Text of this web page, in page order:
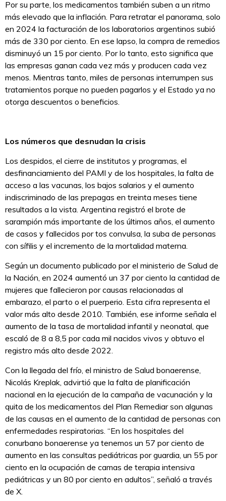
Por su parte, los medicamentos también suben a un ritmo
más elevado que la inflación. Para retratar el panorama, solo
en 2024 la facturación de los laboratorios argentinos subió
más de 330 por ciento. En ese lapso, la compra de remedios
disminuyó un 15 por ciento. Por lo tanto, esto significa que
las empresas ganan cada vez más y producen cada vez
menos. Mientras tanto, miles de personas interrumpen sus
tratamientos porque no pueden pagarlos y el Estado ya no
otorga descuentos o beneficios.
Los números que desnudan la crisis
Los despidos, el cierre de institutos y programas, el
desfinanciamiento del PAMI y de los hospitales, la falta de
acceso a las vacunas, los bajos salarios y el aumento
indiscriminado de las prepagas en treinta meses tiene
resultados a la vista. Argentina registró el brote de
sarampión más importante de los últimos años, el aumento
de casos y fallecidos por tos convulsa, la suba de personas
con sífilis y el incremento de la mortalidad materna.
Según un documento publicado por el ministerio de Salud de
la Nación, en 2024 aumentó un 37 por ciento la cantidad de
mujeres que fallecieron por causas relacionadas al
embarazo, el parto o el puerperio. Esta cifra representa el
valor más alto desde 2010. También, ese informe señala el
aumento de la tasa de mortalidad infantil y neonatal, que
escaló de 8 a 8,5 por cada mil nacidos vivos y obtuvo el
registro más alto desde 2022.
Con la llegada del frío, el ministro de Salud bonaerense,
Nicolás Kreplak, advirtió que la falta de planificación
nacional en la ejecución de la campaña de vacunación y la
quita de los medicamentos del Plan Remediar son algunas
de las causas en el aumento de la cantidad de personas con
enfermedades respiratorias. “En los hospitales del
conurbano bonaerense ya tenemos un 57 por ciento de
aumento en las consultas pediátricas por guardia, un 55 por
ciento en la ocupación de camas de terapia intensiva
pediátricas y un 80 por ciento en adultos”, señaló a través
de X.